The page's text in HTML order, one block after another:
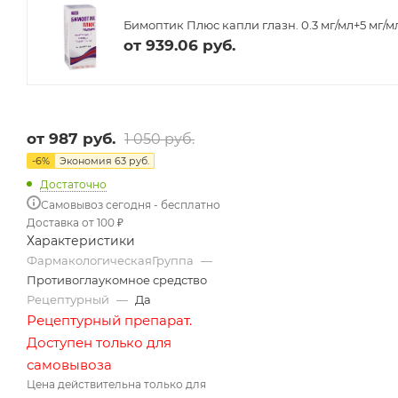
Бимоптик Плюс капли глазн. 0.3 мг/мл+5 мг/
от 939.06 руб.
от 987 руб. 1 050 руб.
-6% Экономия 63 руб.
Достаточно
Самовывоз сегодня - бесплатно
Доставка от 100 ₽
Характеристики
ФармакологическаяГруппа —
Противоглаукомное средство
Рецептурный — Да
Рецептурный препарат.
Доступен только для
самовывоза
Цена действительна только для